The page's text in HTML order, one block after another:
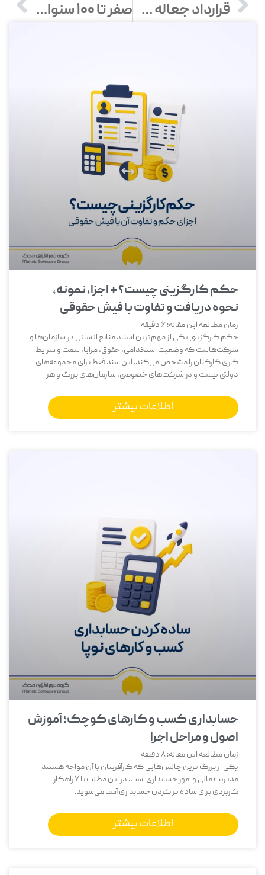
قرارداد جعاله چیست؟ انواع قرارداد جعاله صفر تا 100 سنوات؛ حق رسمی کارمندان و کارگران در قانون کار
حکم کارگزینی چیست؟ + اجزا، نمونه،
نحوه دریافت و تفاوت با فیش حقوقی
زمان مطالعه این مقاله:6دقیقه
حکم کارگزینی یکی از مهم‌ترین اسناد منابع انسانی در سازمان‌ها و
شرکت‌هاست که وضعیت استخدامی، حقوق، مزایا، سمت و شرایط
کاری کارکنان را مشخص می‌کند. این سند فقط برای مجموعه‌های
دولتی نیست و در شرکت‌های خصوصی، سازمان‌های بزرگ و هر
اطلاعات بیشتر
حسابداری کسب و کارهای کوچک؛ آموزش
اصول و مراحل اجرا
زمان مطالعه این مقاله:8دقیقه
یکی از بزرگ‌ ترین چالش‌هایی که کارآفرینان با آن مواجه هستند
مدیریت مالی و امور حسابداری است. در این مطلب با 7 راهکار
کاربردی برای ساده تر کردن حسابداری آشنا می‌شوید.
اطلاعات بیشتر